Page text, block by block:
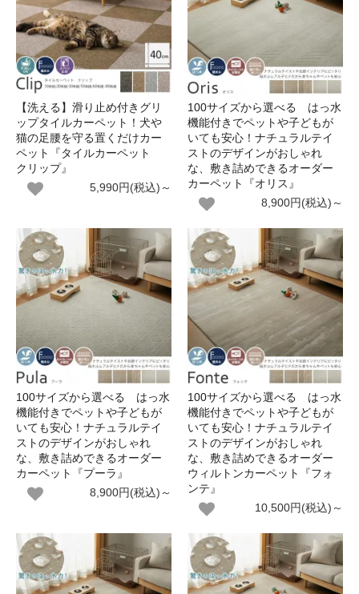
【洗える】滑り止め付きグリ
ップタイルカーペット！犬や
猫の足腰を守る置くだけカー
ペット『タイルカーペット
クリップ』
5,990円(税込)～
100サイズから選べる はっ水
機能付きでペットや子どもが
いても安心！ナチュラルテイ
ストのデザインがおしゃれ
な、敷き詰めできるオーダー
カーペット『オリス』
8,900円(税込)～
100サイズから選べる はっ水
機能付きでペットや子どもが
いても安心！ナチュラルテイ
ストのデザインがおしゃれ
な、敷き詰めできるオーダー
カーペット『プーラ』
8,900円(税込)～
100サイズから選べる はっ水
機能付きでペットや子どもが
いても安心！ナチュラルテイ
ストのデザインがおしゃれ
な、敷き詰めできるオーダー
ウィルトンカーペット『フォ
ンテ』
10,500円(税込)～